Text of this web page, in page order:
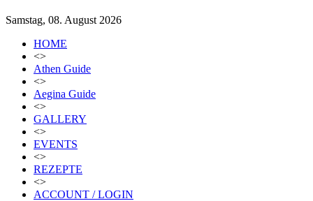
Samstag, 08. August 2026
HOME
<>
Athen Guide
<>
Aegina Guide
<>
GALLERY
<>
EVENTS
<>
REZEPTE
<>
ACCOUNT / LOGIN